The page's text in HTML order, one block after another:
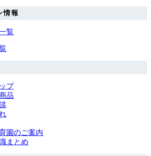
情報
覧
プ
品
園のご案内
まとめ